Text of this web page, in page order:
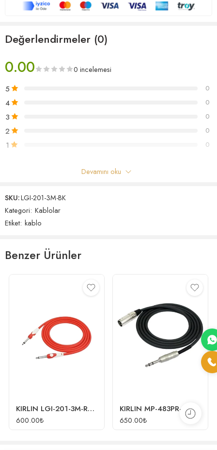
Değerlendirmeler (0)
0.00 0 incelemesi
5 0
4 0
3 0
2 0
1 0
“KIRLIN LGI-201-3M-BK 3 Metre Enstrüman Kablosu” için ilk
yorum yapan siz olun
Yorumlar
Henüz hiç yorum yok.
Devamını oku
SKU:LGI-201-3M-BK
Kategori: Kablolar
Etiket: kablo
Benzer Ürünler
KIRLIN LGI-201-3M-RD 3 Metre Enstrüman Kablosu
600.00₺
KIRLIN MP-483PR-3M-BK 3 Metre XLR-TRS Stereo Kablo
650.00₺